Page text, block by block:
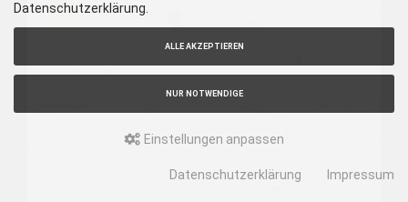
Datenschutzerklärung.
ALLE AKZEPTIEREN
NUR NOTWENDIGE
Einstellungen anpassen
Datenschutzerklärung Impressum